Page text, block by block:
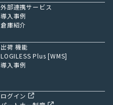
外部連携サービス
導入事例
倉庫紹介
出荷 機能
LOGILESS Plus [WMS]
導入事例
ログイン